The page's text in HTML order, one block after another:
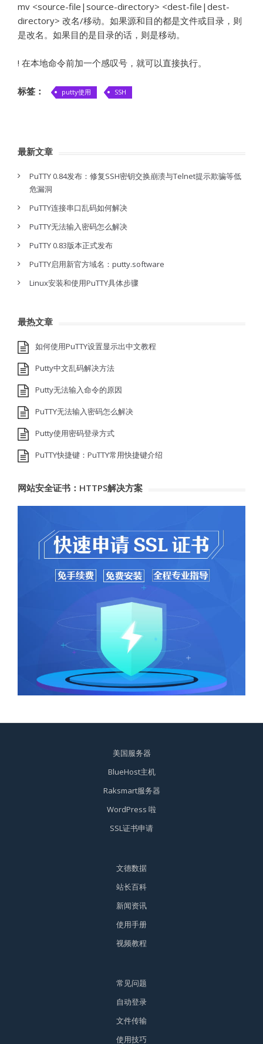
mv <source-file|source-directory> <dest-file|dest-
directory> 改名/移动。如果源和目的都是文件或目录，则
是改名。如果目的是目录的话，则是移动。
! 在本地命令前加一个感叹号，就可以直接执行。
标签： putty使用 SSH
最新文章
PuTTY 0.84发布：修复SSH密钥交换崩溃与Telnet提示欺骗等低
危漏洞
PuTTY连接串口乱码如何解决
PuTTY无法输入密码怎么解决
PuTTY 0.83版本正式发布
PuTTY启用新官方域名：putty.software
Linux安装和使用PuTTY具体步骤
最热文章
如何使用PuTTY设置显示出中文教程
Putty中文乱码解决方法
Putty无法输入命令的原因
PuTTY无法输入密码怎么解决
Putty使用密码登录方式
PuTTY快捷键：PuTTY常用快捷键介绍
网站安全证书：HTTPS解决方案
美国服务器
BlueHost主机
Raksmart服务器
WordPress 啦
SSL证书申请
文德数据
站长百科
新闻资讯
使用手册
视频教程
常见问题
自动登录
文件传输
使用技巧